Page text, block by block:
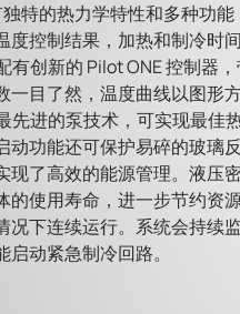
特的热力学特性和多种功
度控制结果，加热和制冷时
有创新的 Pilot ONE 控制器
一目了然，温度曲线以图形
先进的泵技术，可实现最佳
动功能还可保护易碎的玻璃
现了高效的能源管理。液压
的使用寿命，进一步节约资
况下连续运行。系统会持续
动紧急制冷回路。